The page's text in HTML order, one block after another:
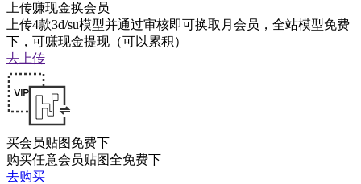
上传赚现金换会员
上传4款3d/su模型并通过审核即可换取月会员，全站模型免费
下，可赚现金提现（可以累积）
去上传
买会员贴图免费下
购买任意会员贴图全免费下
去购买